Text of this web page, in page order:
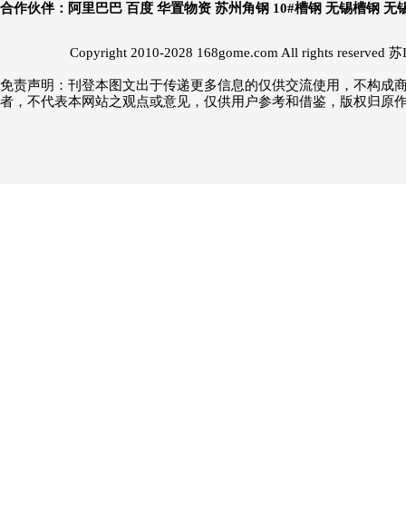
合作伙伴： 阿里巴巴 百度 华置物资 苏州角钢 10#槽钢 无锡槽钢 无
Copyright 2010-2028 168gome.com All rights reserved 苏
免责声明：刊登本图文出于传递更多信息的仅供交流使用，不构
者，不代表本网站之观点或意见，仅供用户参考和借鉴，版权归原